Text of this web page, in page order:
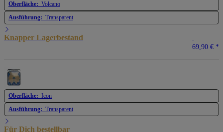
Oberfläche: Volcano
Ausführung: Transparent
Knapper Lagerbestand
69,90 € *
Oberfläche: Icon
Ausführung: Transparent
Für Dich bestellbar